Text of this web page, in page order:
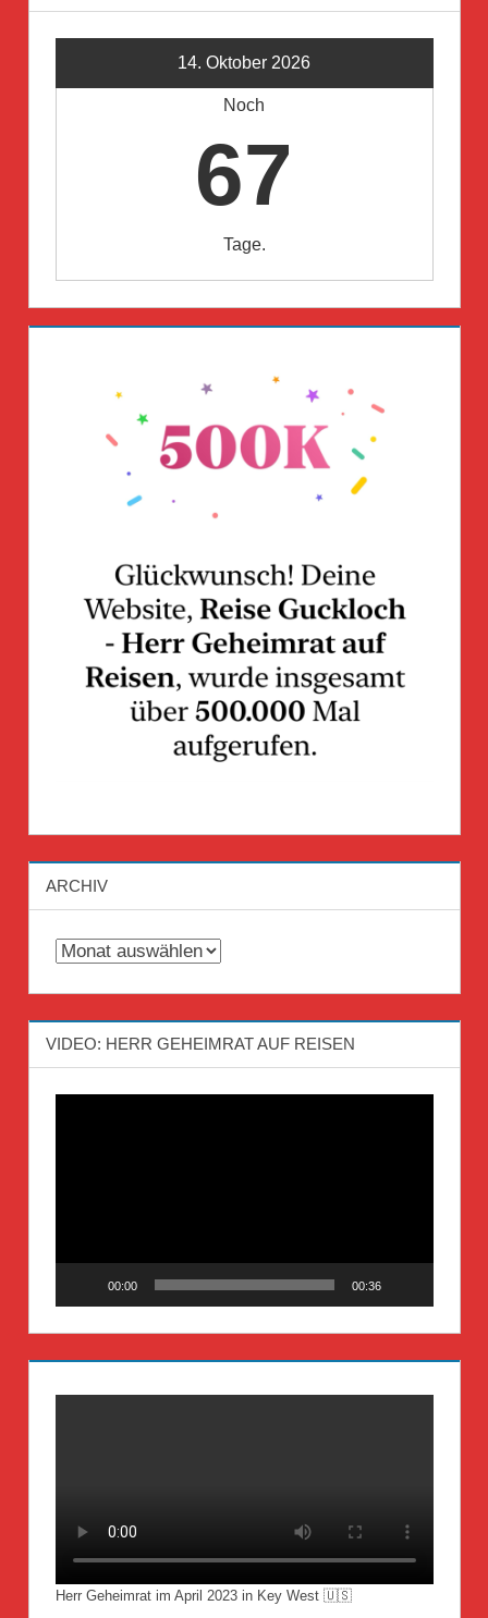
14. Oktober 2026
Noch
67
Tage.
ARCHIV
Archiv
VIDEO: HERR GEHEIMRAT AUF REISEN
00:00 00:36
Herr Geheimrat im April 2023 in Key West 🇺🇸